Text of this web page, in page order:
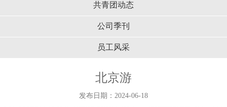
共青团动态
公司季刊
员工风采
北京游
发布日期：2024-06-18